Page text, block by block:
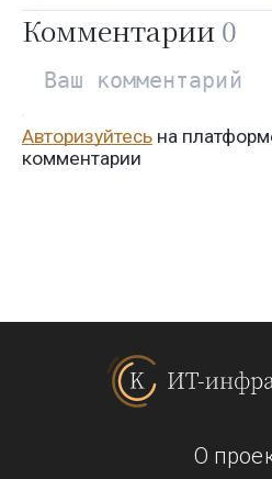
Комментарии0
Авторизуйтесь на
комментарии
О